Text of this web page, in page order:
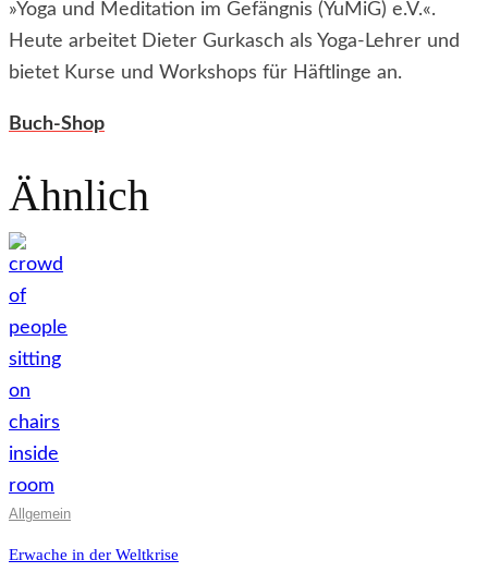
»Yoga und Meditation im Gefängnis (YuMiG) e.V.«.
Heute arbeitet Dieter Gurkasch als Yoga-Lehrer und
bietet Kurse und Workshops für Häftlinge an.
Buch-Shop
Ähnlich
Allgemein
Erwache in der Weltkrise